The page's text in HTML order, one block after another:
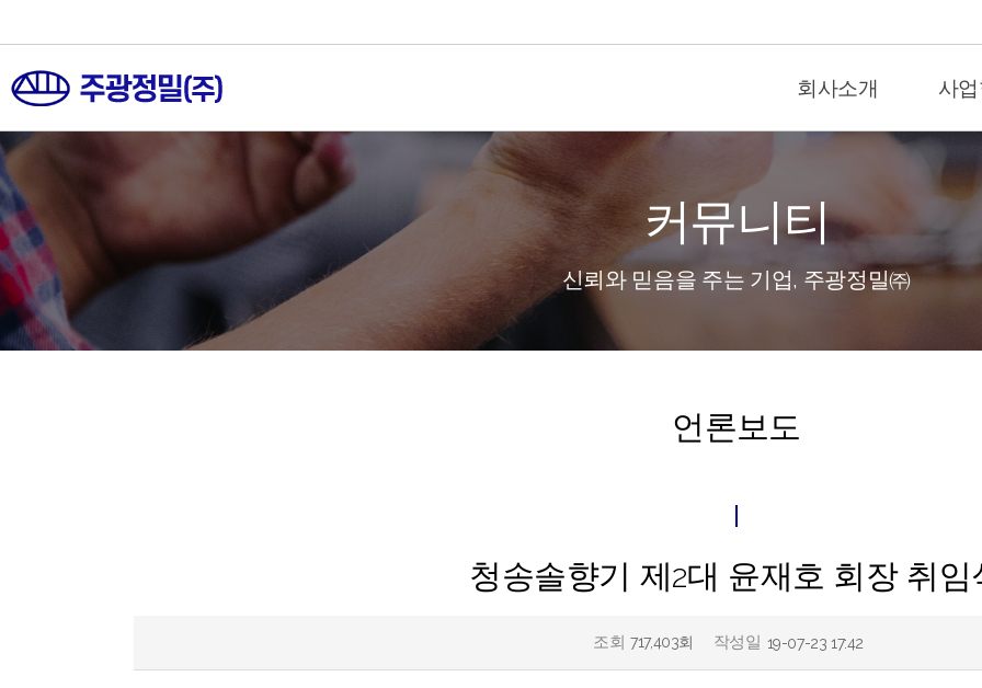
회사소개 사
커뮤니티
신뢰와 믿음을 주는 기업, 주광정밀㈜
언론보도
청송솔향기 제2대 윤재호 회장 취임
조회 717,403회 작성일 19-07-23 17:42